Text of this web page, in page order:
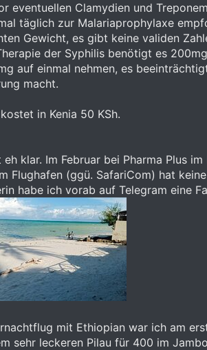
eventuellen Clamydien und
täglich zur Malariaprophylaxe
Gewicht, es gibt keine validen
der Syphilis benötigt es
auf einmal nehmen, es
macht.
in Kenia 50 KSh.
eh klar. Im Februar bei Pharma Plus
Flughafen (ggü. SafariCom) hat
habe ich vorab auf Telegram eine
mit Ethiopian war ich am
sehr leckeren Pilau für 400 im